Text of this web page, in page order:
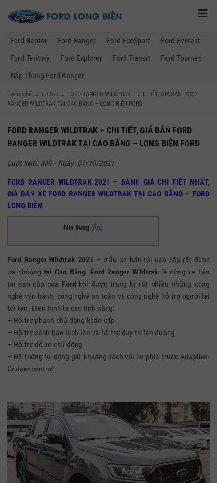
Ford Raptor Ford Ranger Ford EcoSport
Ford Everest
Ford Teritory
Ford Explorer Ford Transit
Ford Tourneo
Nắp Thùng Ford Ranger
Trang chủ → Tin tức → FORD RANGER WILDTRAK – CHI TIẾT, GIÁ BÁN FORD
RANGER WILDTRAK TẠI CAO BẰNG – LONG BIÊN FORD
FORD RANGER WILDTRAK – CHI TIẾT, GIÁ BÁN FORD
RANGER WILDTRAK TẠI CAO BẰNG – LONG BIÊN FORD
Lượt xem: 380 - Ngày: 07/10/2021
FORD RANGER WILDTRAK 2021 – ĐÁNH GIÁ CHI TIẾT NHẤT,
GIÁ BÁN XE FORD RANGER WILDTRAK TẠI CAO BẰNG – FORD
LONG BIÊN
Nội Dung [Ẩn]
Ford Ranger Wildtrak 2021 – mẫu xe bán tải cao cấp rất được
ưa chuộngtại Cao Bằng. Ford Ranger Wildtrak là dòng xe bán
tải cao cấp của Ford khi được trang bị rất nhiều những công
nghệ vận hành, công nghệ an toàn và công nghệ hỗ trợ người lái
tối tân. Điển hình là các tính năng:
– Hỗ trợ phanh chủ động khẩn cấp
– Hỗ trợ cảnh báo lệch làn và hỗ trợ duy trì làn đường
– Hỗ trợ đỗ xe chủ động
– Hệ thống tự động giữ khoảng cách với xe phía trước Adaptive-
Cruiser control